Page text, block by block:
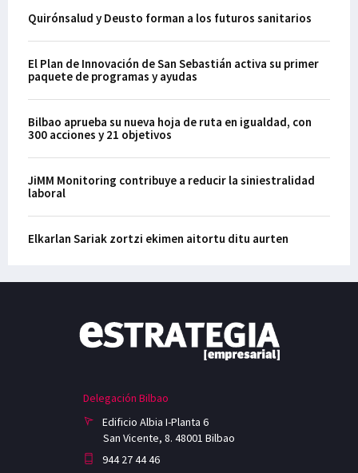
Quirónsalud y Deusto forman a los futuros sanitarios
El Plan de Innovación de San Sebastián activa su primer
paquete de programas y ayudas
Bilbao aprueba su nueva hoja de ruta en igualdad, con
300 acciones y 21 objetivos
JiMM Monitoring contribuye a reducir la siniestralidad
laboral
Elkarlan Sariak zortzi ekimen aitortu ditu aurten
Delegación Bilbao
Edificio Albia I-Planta 6
San Vicente, 8. 48001 Bilbao
944 27 44 46